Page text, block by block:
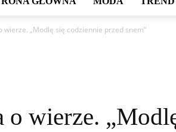
wierze. „Modlę się codziennie przed snem”
o wierze.